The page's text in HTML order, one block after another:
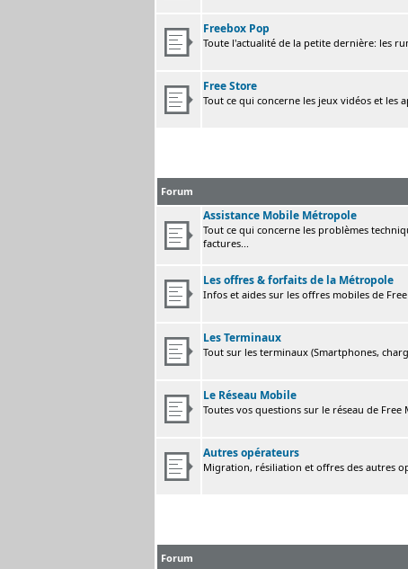
Freebox Pop
Toute l'actualité de la petite dernière: les
Free Store
Tout ce qui concerne les jeux vidéos et les
Forum
Assistance Mobile Métropole
Tout ce qui concerne les problèmes
factures...
Les offres & forfaits de la Métropole
Infos et aides sur les offres mobiles de
Les Terminaux
Tout sur les terminaux (Smartphones,
Le Réseau Mobile
Toutes vos questions sur le réseau de
Autres opérateurs
Migration, résiliation et offres des autres
Forum